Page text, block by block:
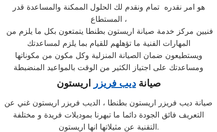
هو امر نقدره تمام ونقدم لك الحلول الممكنة والمساعدة قدر
المستطاع ،
المهارات الفنية ما تؤهلهم للقيام بما يلزم لمساعدتك
ويستطيعون ضمان الصيانة المنزلية وكل مكون من مكوناتها
ومساعدتك على اجتياز الكثير من الوقت بالمواعيد المنضبطة
صيانةديب فريزر اريستون
صيانة ديب فريزر اريستون بطنطا ، الديب فريزر اريستون غني عن
التعريف فائق الجودة دائما ما تبهرنا بموديلات فريدة و مختلفة
التقنية عن مثيلاتها انها اريستون.